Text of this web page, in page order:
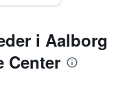
i Aalborg
Center